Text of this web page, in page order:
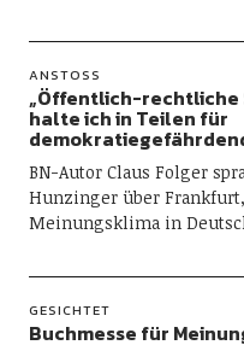
ANSTOSS
„Öffentlich-rechtliche
halte ich in Teilen für
BN-Autor Claus Folger
Hunzinger über Frankfurt,
Meinungsklima in
GESICHTET
Buchmesse für